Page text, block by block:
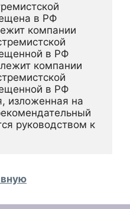
в РФ
компании
в РФ
компании
в РФ
изложенная на
руководством к